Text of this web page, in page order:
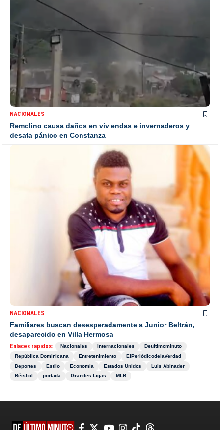
NACIONALES
Remolino causa daños en viviendas e invernaderos y
desata pánico en Constanza
NACIONALES
Familiares buscan desesperadamente a Junior Beltrán,
desaparecido en Villa Hermosa
Enlaces rápidos: Nacionales Internacionales
Deultimominuto
República Dominicana
Entretenimiento
ElPeriódicodelaVerdad
Deportes
Estilo Economía Estados Unidos
Luis Abinader
Béisbol
portada Grandes Ligas MLB